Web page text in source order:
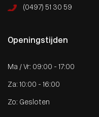
(0497) 51 30 59
Openingstijden
Ma / Vr: 09:00 - 17:00
Za: 10:00 - 16:00
Zo: Gesloten